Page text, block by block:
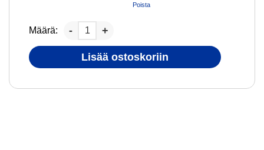
Poista
Määrä:
Lisää ostoskoriin